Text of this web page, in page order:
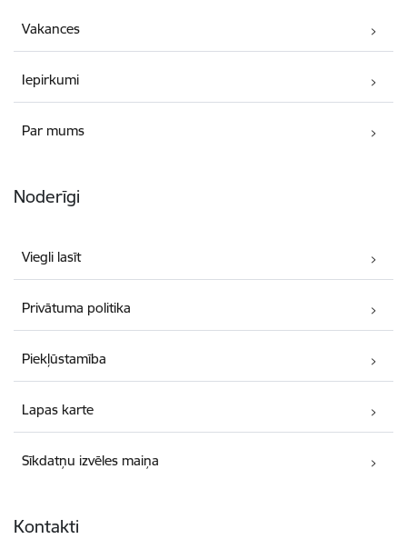
Vakances
Iepirkumi
Par mums
Noderīgi
Viegli lasīt
Privātuma politika
Piekļūstamība
Lapas karte
Sīkdatņu izvēles maiņa
Kontakti